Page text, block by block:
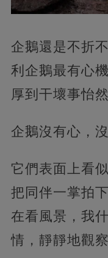
企鵝還是不折
利企鵝最有心
厚到干壞事怡
企鵝沒有心，
它們表面上看
把同伴一掌拍
在看風景，我
情，靜靜地觀